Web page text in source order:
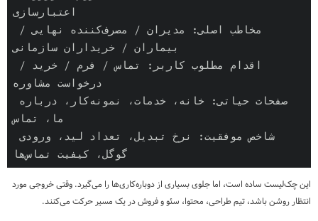
اعتبارسازی
بیماران / خریداران سازمانی
درخواست مشاوره
ما، تماس
گوگل، کیفیت تماس‌ها
این چک‌لیست ساده است، اما جلوی بسیاری از دوباره‌کاری‌ها را می‌گیرد. وقتی خروجی مورد
انتظار روشن باشد، تیم طراحی، محتوا، سئو و فروش در یک مسیر حرکت می‌کنند.